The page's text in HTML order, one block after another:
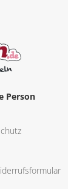
Person